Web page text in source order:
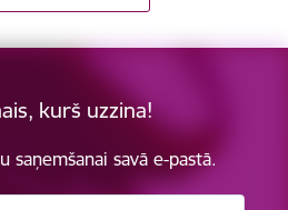
kurš uzzina!
saņemšanai savā e-pastā.